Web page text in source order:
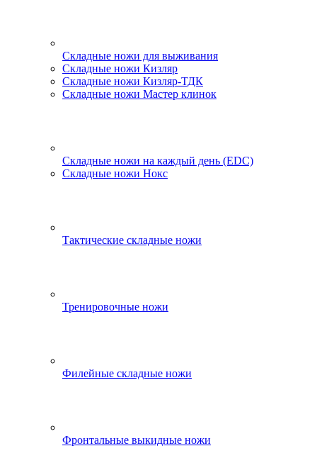
Складные ножи для выживания
Складные ножи Кизляр
Складные ножи Кизляр-ТДК
Складные ножи Мастер клинок
Складные ножи на каждый день (EDC)
Складные ножи Нокс
Тактические складные ножи
Тренировочные ножи
Филейные складные ножи
Фронтальные выкидные ножи